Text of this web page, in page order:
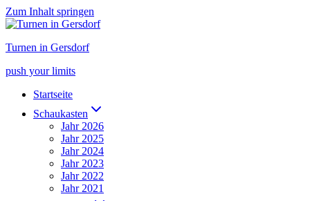
Zum Inhalt springen
Turnen in Gersdorf
push your limits
Startseite
Schaukasten
Jahr 2026
Jahr 2025
Jahr 2024
Jahr 2023
Jahr 2022
Jahr 2021